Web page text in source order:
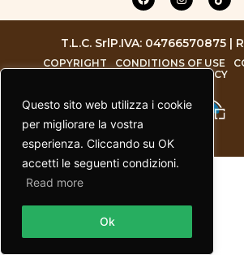
Questo sito web utilizza i cookie
per migliorare la vostra
esperienza. Cliccando su OK
accetti le seguenti condizioni.
Read more
Ok
T.L.C. SrlP.IVA: 04766570875 |
COPYRIGHT CONDITIONS OF USE
PRIVACY POLICY